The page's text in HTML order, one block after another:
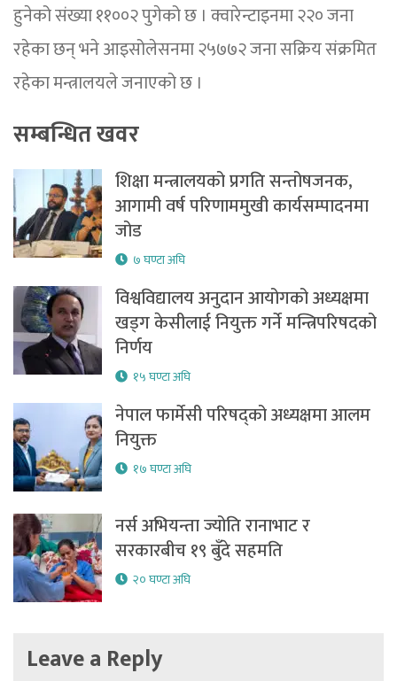
हुनेको संख्या ११००२ पुगेको छ । क्वारेन्टाइनमा २२० जना
रहेका छन् भने आइसोलेसनमा २५७७२ जना सक्रिय संक्रमित
रहेका मन्त्रालयले जनाएको छ ।
सम्बन्धित खवर
शिक्षा मन्त्रालयको प्रगति सन्तोषजनक,
आगामी वर्ष परिणाममुखी कार्यसम्पादनमा
जोड
७ घण्टा अघि
विश्वविद्यालय अनुदान आयोगको अध्यक्षमा
खड्ग केसीलाई नियुक्त गर्ने मन्त्रिपरिषदको
निर्णय
१५ घण्टा अघि
नेपाल फार्मेसी परिषद्को अध्यक्षमा आलम
नियुक्त
१७ घण्टा अघि
नर्स अभियन्ता ज्योति रानाभाट र
सरकारबीच १९ बुँदे सहमति
२० घण्टा अघि
Leave a Reply